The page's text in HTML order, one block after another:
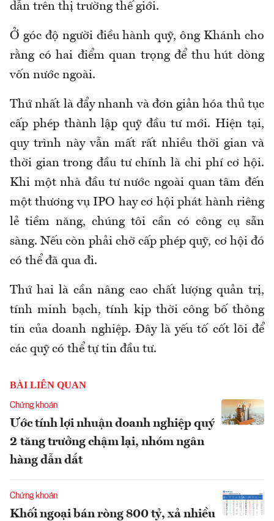
dẫn trên thị trường thế giới.
Ở góc độ người điều hành quỹ, ông Khánh cho
rằng có hai điểm quan trọng để thu hút dòng
vốn nước ngoài.
Thứ nhất là đẩy nhanh và đơn giản hóa thủ tục
cấp phép thành lập quỹ đầu tư mới. Hiện tại,
quy trình này vẫn mất rất nhiều thời gian và
thời gian trong đầu tư chính là chi phí cơ hội.
Khi một nhà đầu tư nước ngoài quan tâm đến
một thương vụ IPO hay cơ hội phát hành riêng
lẻ tiềm năng, chúng tôi cần có công cụ sẵn
sàng. Nếu còn phải chờ cấp phép quỹ, cơ hội đó
có thể đã qua đi.
Thứ hai là cần nâng cao chất lượng quản trị,
tính minh bạch, tính kịp thời công bố thông
tin của doanh nghiệp. Đây là yếu tố cốt lõi để
các quỹ có thể tự tin đầu tư.
BÀI LIÊN QUAN
Chứng khoán
Ước tính lợi nhuận doanh nghiệp quý
2 tăng trưởng chậm lại, nhóm ngân
hàng dẫn dắt
Chứng khoán
Khối ngoại bán ròng 800 tỷ, xả nhiều